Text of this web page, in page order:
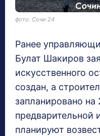
фото: Сочи 24
Ранее
Булат Шакиров
искусственного
создан, а
запланировано на
предварительной
планируют